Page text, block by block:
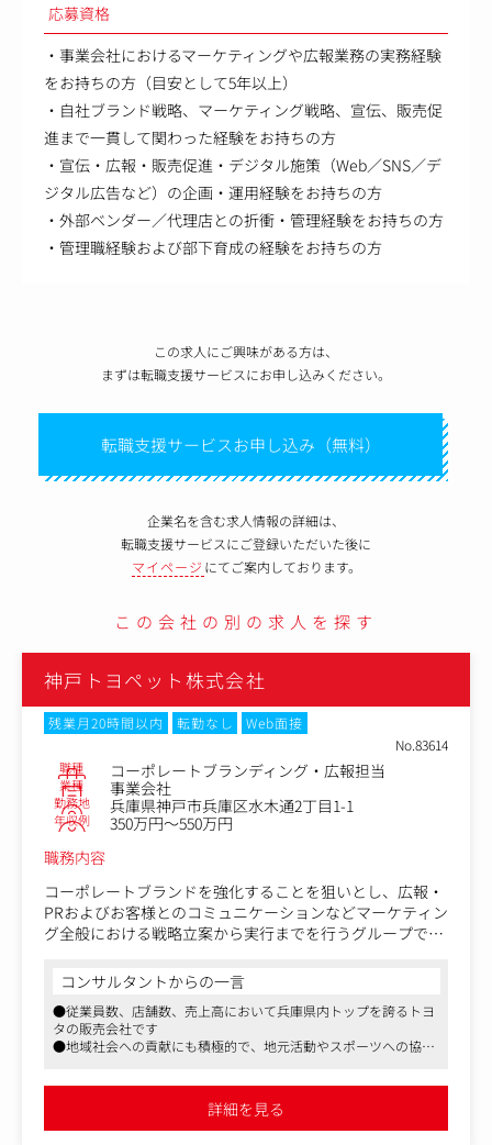
応募資格
・事業会社におけるマーケティングや広報業務の実務経験
をお持ちの方（目安として5年以上）
・自社ブランド戦略、マーケティング戦略、宣伝、販売促
進まで一貫して関わった経験をお持ちの方
・宣伝・広報・販売促進・デジタル施策（Web／SNS／デ
ジタル広告など）の企画・運用経験をお持ちの方
・外部ベンダー／代理店との折衝・管理経験をお持ちの方
・管理職経験および部下育成の経験をお持ちの方
この求人にご興味がある方は、
まずは転職支援サービスにお申し込みください。
転職支援サービスお申し込み（無料）
企業名を含む求人情報の詳細は、
転職支援サービスにご登録いただいた後に
マイページ にてご案内しております。
この会社の別の求人を探す
神戸トヨペット株式会社
残業月20時間以内 転勤なし
Web面接
No.83614
職種 コーポレートブランディング・広報担当
業種 事業会社
勤務地 兵庫県神戸市兵庫区水木通2丁目1-1
年収例
350万円～550万円
職務内容
コーポレートブランドを強化することを狙いとし、広報・
PRおよびお客様とのコミュニケーションなどマーケティン
グ全般における戦略立案から実行までを行うグループで、
＜業務内容一例＞
・ブランド戦略に則した施策の立案、計画、実行
・コーポレートブランド・販売店ブランドの価値向上に資
する取り組みの企画・実行
・担当する広報／宣伝活動の企画、実施（メディア対応、
プレスリリース、イベント企画）
コンサルタントからの一言
●従業員数、店舗数、売上高において兵庫県内トップを誇るトヨ
タの販売会社です
●地域社会への貢献にも積極的で、地元活動やスポーツへの協賛
ループメンバーと協力しながら、同社にとっての新しい広報やマ
ーケティングのかたちを確立していって頂けます。
詳細を見る